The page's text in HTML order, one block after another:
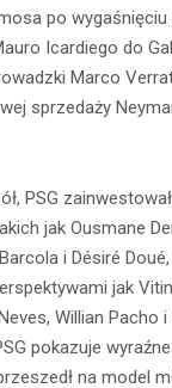
po
Icardiego do
Marco
sprzedaży
PSG
jak Ousmane
i Désiré
jak
Willian Pacho i
pokazuje
na model